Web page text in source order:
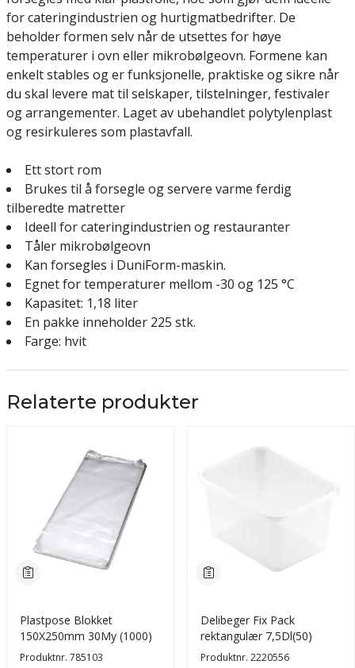
for cateringindustrien og hurtigmatbedrifter. De
beholder formen selv når de utsettes for høye
temperaturer i ovn eller mikrobølgeovn. Formene kan
enkelt stables og er funksjonelle, praktiske og sikre når
du skal levere mat til selskaper, tilstelninger, festivaler
og arrangementer. Laget av ubehandlet polytylenplast
og resirkuleres som plastavfall.
Ett stort rom
Brukes til å forsegle og servere varme ferdig
tilberedte matretter
Ideell for cateringindustrien og restauranter
Tåler mikrobølgeovn
Kan forsegles i DuniForm-maskin.
Egnet for temperaturer mellom -30 og 125 °C
Kapasitet: 1,18 liter
En pakke inneholder 225 stk.
Farge: hvit
Relaterte produkter
Plastpose Blokket
150X250mm 30My (1000)
Produktnr. 785103
Delibeger Fix Pack
rektangulær 7,5Dl(50)
Produktnr. 2220556